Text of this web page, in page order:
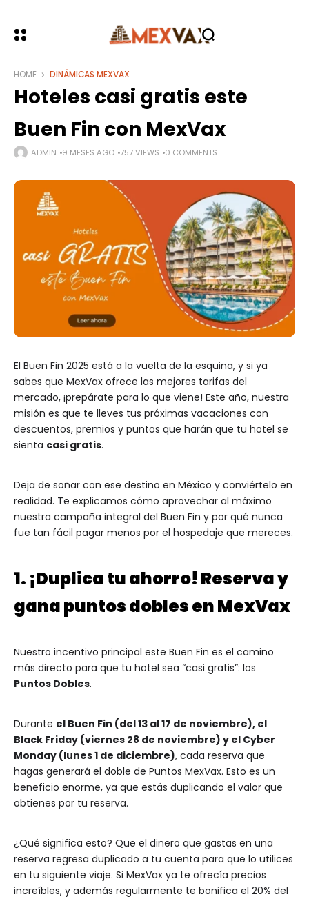
HOME DINÁMICAS MEXVAX
Hoteles casi gratis este
Buen Fin con MexVax
ADMIN 9 MESES AGO 757 VIEWS 0 COMMENTS
El Buen Fin 2025 está a la vuelta de la esquina, y si ya
sabes que MexVax ofrece las mejores tarifas del
mercado, ¡prepárate para lo que viene! Este año, nuestra
misión es que te lleves tus próximas vacaciones con
descuentos, premios y puntos que harán que tu hotel se
sienta casi gratis.
Deja de soñar con ese destino en México y conviértelo en
realidad. Te explicamos cómo aprovechar al máximo
nuestra campaña integral del Buen Fin y por qué nunca
fue tan fácil pagar menos por el hospedaje que mereces.
1. ¡Duplica tu ahorro! Reserva y
gana puntos dobles en MexVax
Nuestro incentivo principal este Buen Fin es el camino
más directo para que tu hotel sea “casi gratis”: los
Puntos Dobles.
Durante el Buen Fin (del 13 al 17 de noviembre), el
Black Friday (viernes 28 de noviembre) y el Cyber
Monday (lunes 1 de diciembre), cada reserva que
hagas generará el doble de Puntos MexVax. Esto es un
beneficio enorme, ya que estás duplicando el valor que
obtienes por tu reserva.
¿Qué significa esto? Que el dinero que gastas en una
reserva regresa duplicado a tu cuenta para que lo utilices
en tu siguiente viaje. Si MexVax ya te ofrecía precios
increíbles, y además regularmente te bonifica el 20% del